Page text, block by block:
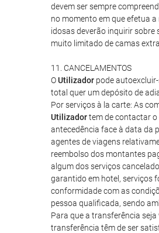
devem ser sempre
no momento em que efetua
idosas deverão inquirir sobre
muito limitado de camas
11. CANCELAMENTOS
OUtilizador pode
total quer um depósito de
Por serviços à la carte: As
Utilizadortem de contactar o
antecedência face à data da
agentes de viagens
reembolso dos montantes
algum dos serviços
garantido em hotel, serviços
conformidade com as
pessoa qualificada, sendo
Para que a transferência
transferência têm de ser